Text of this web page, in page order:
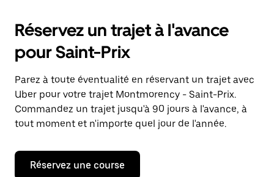
ouvrir
calendrier
et
sélectionner
une
date.
Appuyez
sur
la
Échap
pour
fermer
Réservez un trajet à l'avance
pour Saint-Prix
Parez à toute éventualité en réservant un trajet avec
Uber pour votre trajet Montmorency - Saint-Prix.
Commandez un trajet jusqu'à 90 jours à l'avance, à
tout moment et n'importe quel jour de l'année.
Réservez une course